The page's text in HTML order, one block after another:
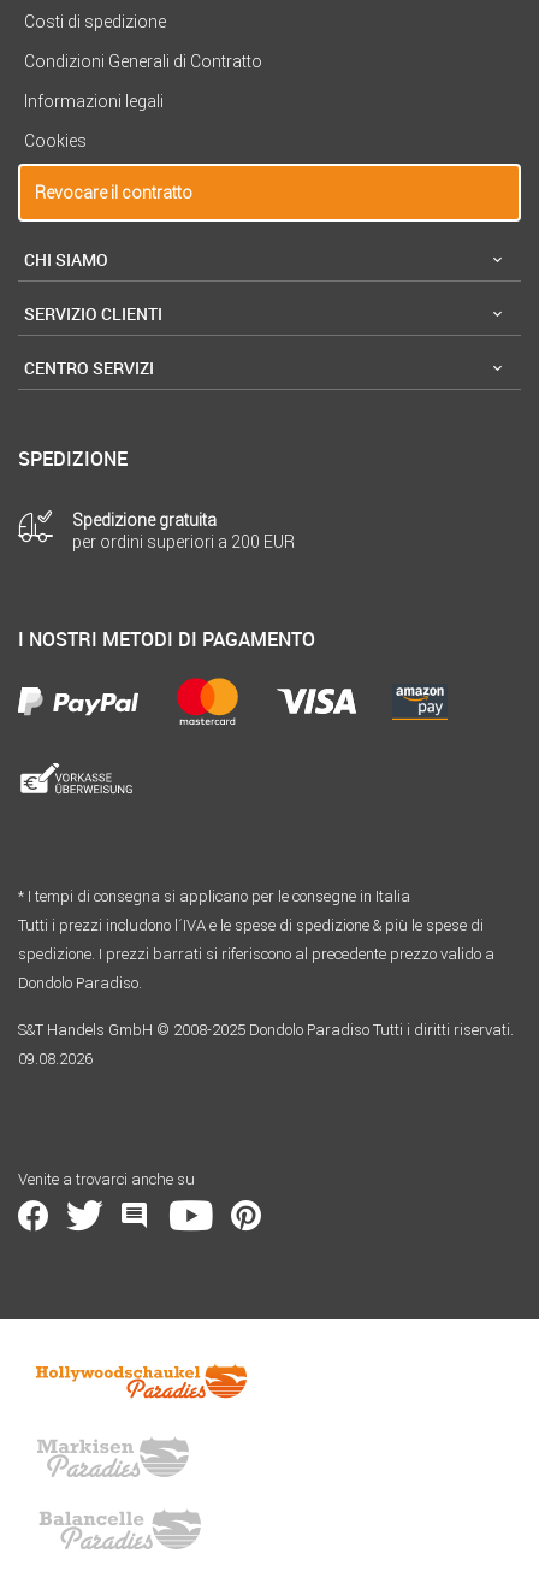
Costi di spedizione
Condizioni Generali di Contratto
Informazioni legali
Cookies
Revocare il contratto
CHI SIAMO
SERVIZIO CLIENTI
CENTRO SERVIZI
SPEDIZIONE
Spedizione gratuita
per ordini superiori a 200 EUR
I NOSTRI METODI DI PAGAMENTO
* I tempi di consegna si applicano per le consegne in Italia
Tutti i prezzi includono l´IVA e le spese di spedizione & più le spese di
spedizione. I prezzi barrati si riferiscono al precedente prezzo valido a
Dondolo Paradiso.
S&T Handels GmbH © 2008-2025 Dondolo Paradiso Tutti i diritti riservati.
09.08.2026
Venite a trovarci anche su